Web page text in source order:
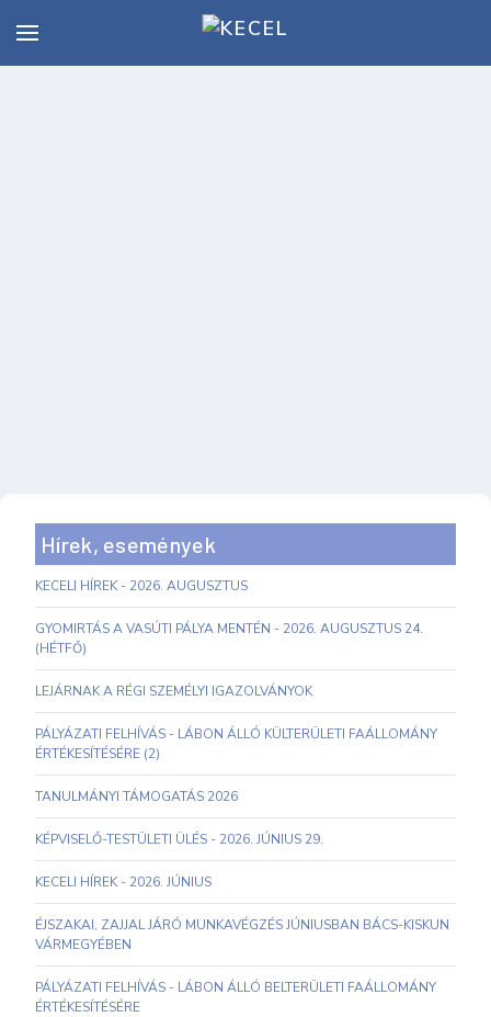
Hírek, események
KECELI HÍREK - 2026. AUGUSZTUS
GYOMIRTÁS A VASÚTI PÁLYA MENTÉN - 2026. AUGUSZTUS 24.
(HÉTFŐ)
LEJÁRNAK A RÉGI SZEMÉLYI IGAZOLVÁNYOK
PÁLYÁZATI FELHÍVÁS - LÁBON ÁLLÓ KÜLTERÜLETI FAÁLLOMÁNY
ÉRTÉKESÍTÉSÉRE (2)
TANULMÁNYI TÁMOGATÁS 2026
KÉPVISELŐ-TESTÜLETI ÜLÉS - 2026. JÚNIUS 29.
KECELI HÍREK - 2026. JÚNIUS
ÉJSZAKAI, ZAJJAL JÁRÓ MUNKAVÉGZÉS JÚNIUSBAN BÁCS-KISKUN
VÁRMEGYÉBEN
PÁLYÁZATI FELHÍVÁS - LÁBON ÁLLÓ BELTERÜLETI FAÁLLOMÁNY
ÉRTÉKESÍTÉSÉRE